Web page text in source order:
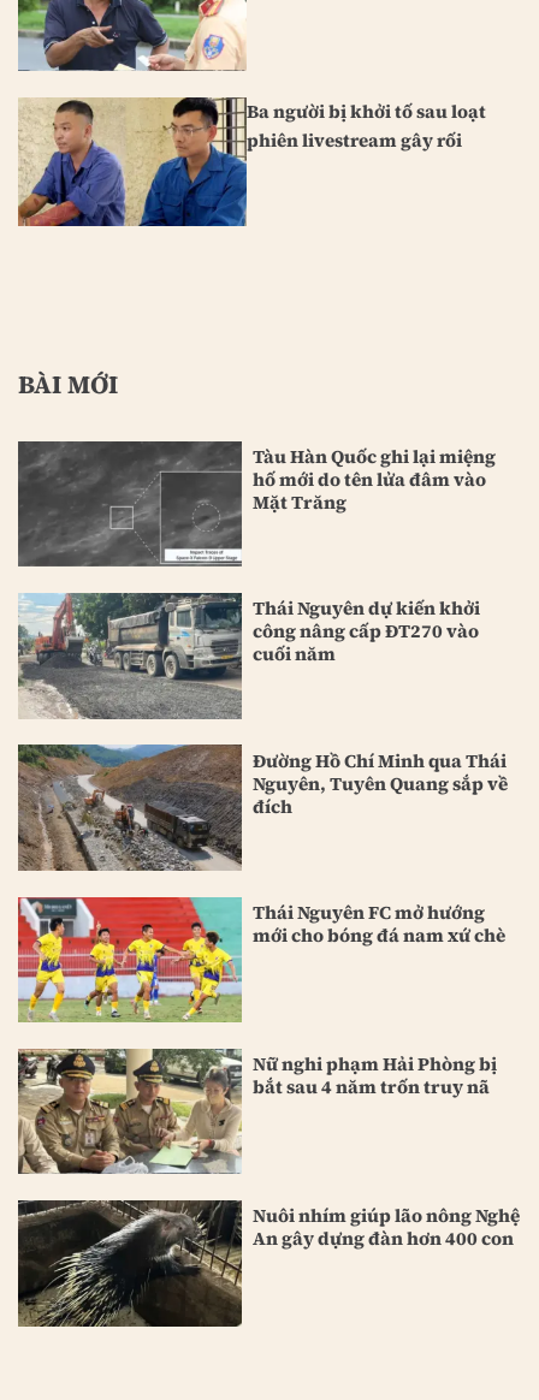
Ba người bị khởi tố sau loạt
phiên livestream gây rối
BÀI MỚI
Tàu Hàn Quốc ghi lại miệng
hố mới do tên lửa đâm vào
Mặt Trăng
Thái Nguyên dự kiến khởi
công nâng cấp ĐT270 vào
cuối năm
Đường Hồ Chí Minh qua Thái
Nguyên, Tuyên Quang sắp về
đích
Thái Nguyên FC mở hướng
mới cho bóng đá nam xứ chè
Nữ nghi phạm Hải Phòng bị
bắt sau 4 năm trốn truy nã
Nuôi nhím giúp lão nông Nghệ
An gây dựng đàn hơn 400 con